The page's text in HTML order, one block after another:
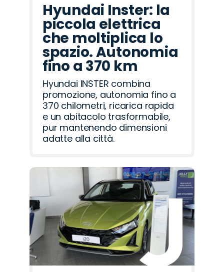
Hyundai Inster: la
piccola elettrica
che moltiplica lo
spazio. Autonomia
fino a 370 km
Hyundai INSTER combina
promozione, autonomia fino a
370 chilometri, ricarica rapida
e un abitacolo trasformabile,
pur mantenendo dimensioni
adatte alla città.